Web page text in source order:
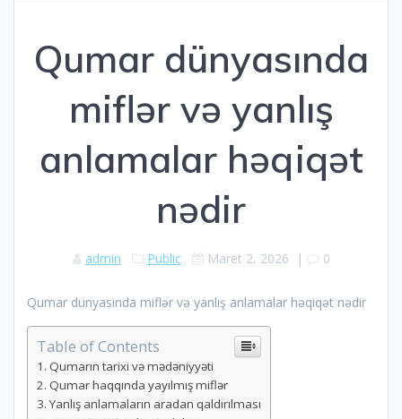
Qumar dünyasında
miflər və yanlış
anlamalar həqiqət
nədir
admin Public Maret 2, 2026 | 0
Qumar dünyasında miflər və yanlış anlamalar həqiqət nədir
Table of Contents
Qumarın tarixi və mədəniyyəti
Qumar haqqında yayılmış miflər
Yanlış anlamaların aradan qaldırılması